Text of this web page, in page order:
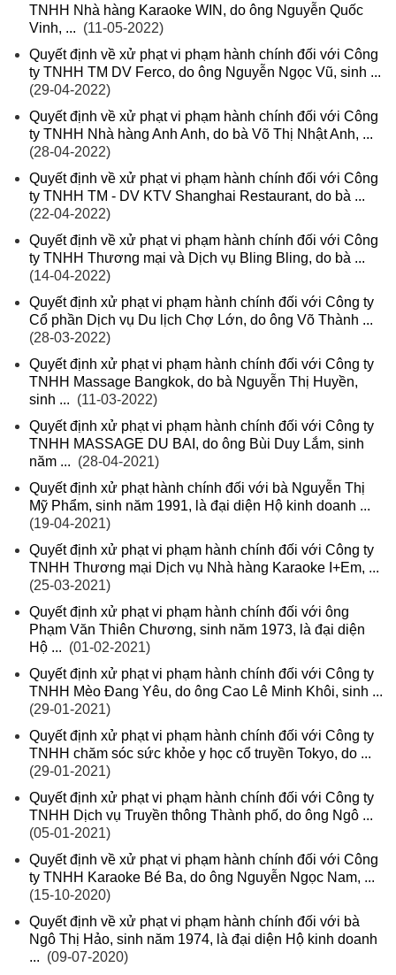
TNHH Nhà hàng Karaoke WIN, do ông Nguyễn Quốc
Vinh, ... (11-05-2022)
Quyết định về xử phạt vi phạm hành chính đối với Công
ty TNHH TM DV Ferco, do ông Nguyễn Ngọc Vũ, sinh ...
(29-04-2022)
Quyết định về xử phạt vi phạm hành chính đối với Công
ty TNHH Nhà hàng Anh Anh, do bà Võ Thị Nhật Anh, ...
(28-04-2022)
Quyết định về xử phạt vi phạm hành chính đối với Công
ty TNHH TM - DV KTV Shanghai Restaurant, do bà ...
(22-04-2022)
Quyết định về xử phạt vi phạm hành chính đối với Công
ty TNHH Thương mại và Dịch vụ Bling Bling, do bà ...
(14-04-2022)
Quyết định xử phạt vi phạm hành chính đối với Công ty
Cổ phần Dịch vụ Du lịch Chợ Lớn, do ông Võ Thành ...
(28-03-2022)
Quyết định xử phạt vi phạm hành chính đối với Công ty
TNHH Massage Bangkok, do bà Nguyễn Thị Huyền,
sinh ... (11-03-2022)
Quyết định xử phạt vi phạm hành chính đối với Công ty
TNHH MASSAGE DU BAI, do ông Bùi Duy Lắm, sinh
năm ... (28-04-2021)
Quyết định xử phạt hành chính đối với bà Nguyễn Thị
Mỹ Phẩm, sinh năm 1991, là đại diện Hộ kinh doanh ...
(19-04-2021)
Quyết định xử phạt vi phạm hành chính đối với Công ty
TNHH Thương mại Dịch vụ Nhà hàng Karaoke I+Em, ...
(25-03-2021)
Quyết định xử phạt vi phạm hành chính đối với ông
Phạm Văn Thiên Chương, sinh năm 1973, là đại diện
Hộ ... (01-02-2021)
Quyết định xử phạt vi phạm hành chính đối với Công ty
TNHH Mèo Đang Yêu, do ông Cao Lê Minh Khôi, sinh ...
(29-01-2021)
Quyết định xử phạt vi phạm hành chính đối với Công ty
TNHH chăm sóc sức khỏe y học cổ truyền Tokyo, do ...
(29-01-2021)
Quyết định xử phạt vi phạm hành chính đối với Công ty
TNHH Dịch vụ Truyền thông Thành phố, do ông Ngô ...
(05-01-2021)
Quyết định về xử phạt vi phạm hành chính đối với Công
ty TNHH Karaoke Bé Ba, do ông Nguyễn Ngọc Nam, ...
(15-10-2020)
Quyết định về xử phạt vi phạm hành chính đối với bà
Ngô Thị Hảo, sinh năm 1974, là đại diện Hộ kinh doanh
... (09-07-2020)